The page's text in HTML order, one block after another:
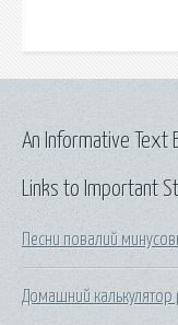
Links to Important
Песни повалий
Домашний калькулятор
An Informative Text